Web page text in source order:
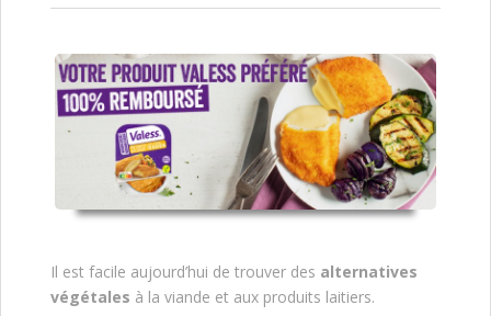
Il est facile aujourd’hui de trouver des alternatives
végétales à la viande et aux produits laitiers.